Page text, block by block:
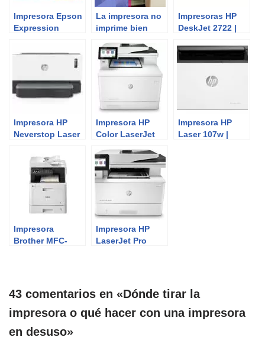
Impresora Epson
Expression
Review del
Experto
La impresora no
imprime bien
Impresoras HP
DeskJet 2722 |
Experto
Impresora HP
Neverstop Laser
del Experto
Impresora HP
Color LaserJet
| Review del
Experto
Impresora HP
Laser 107w |
Impresora
Brother MFC-
Impresora HP
LaserJet Pro
43 comentarios en «Dónde tirar la
impresora o qué hacer con una impresora
en desuso»